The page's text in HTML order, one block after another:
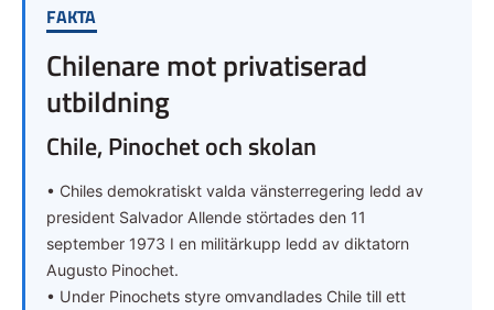
FAKTA
Chilenare mot privatiserad
utbildning
Chile, Pinochet och skolan
• Chiles demokratiskt valda vänsterregering ledd av
president Salvador Allende störtades den 11
september 1973 I en militärkupp ledd av diktatorn
Augusto Pinochet.
• Under Pinochets styre omvandlades Chile till ett